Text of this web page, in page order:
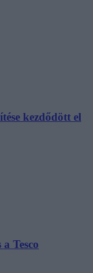
kezdődött el
Tesco